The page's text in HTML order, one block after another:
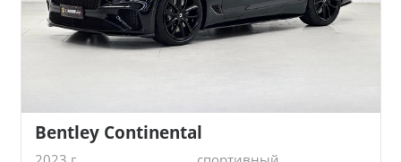
Bentley Continental